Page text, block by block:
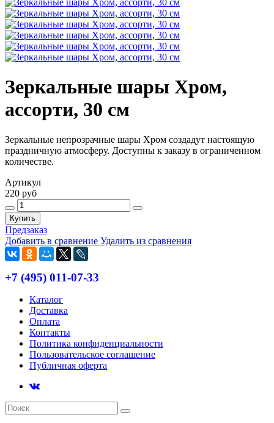
Зеркальные шары Хром,
ассорти, 30 см
Зеркальные непрозрачные шары Хром создадут настоящую
праздничную атмосферу. Доступны к заказу в ограниченном
количестве.
Артикул
220 руб
Купить
Предзаказ
Добавить в сравнение Удалить из сравнения
+7 (495) 011-07-33
Каталог
Доставка
Оплата
Контакты
Политика конфиденциальности
Пользовательское соглашение
Публичная оферта